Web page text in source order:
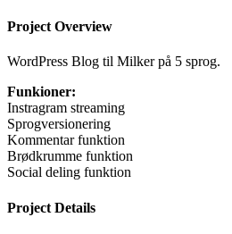
Project Overview
WordPress Blog til Milker på 5 sprog.
Funkioner:
Instragram streaming
Sprogversionering
Kommentar funktion
Brødkrumme funktion
Social deling funktion
Project Details